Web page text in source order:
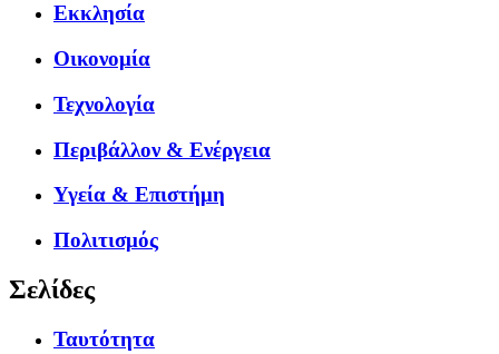
Εκκλησία
Οικονομία
Τεχνολογία
Περιβάλλον & Ενέργεια
Υγεία & Επιστήμη
Πολιτισμός
Σελίδες
Ταυτότητα